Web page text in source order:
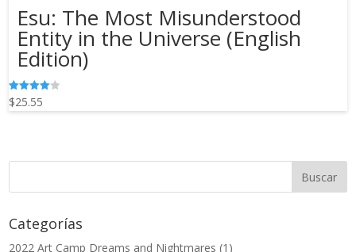
Esu: The Most Misunderstood
Entity in the Universe (English
Edition)
Valorado
en
$25.55
Categorías
2022 Art Camp Dreams and Nightmares (1)